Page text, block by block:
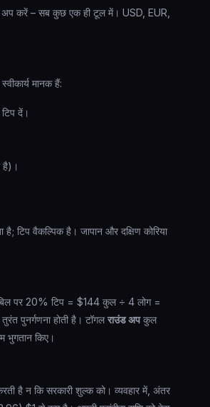
अप करें – सब कुछ एक ही टूल में। USD, EUR,
मानक हैं:
दें।
है)।
टिप वैकल्पिक है। जापान और दक्षिण कोरिया
पर 20% टिप = $144 कुल ÷ 4 लोग =
पुनर्गणना होती है। टॉगलराउंड अपकुल
भुगतान किए।
है न कि सरकारी शुल्क को। व्यवहार में, अंतर